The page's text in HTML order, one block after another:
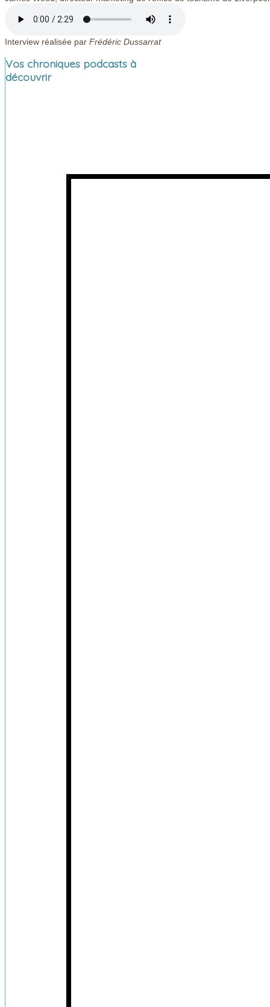
Interview réalisée par Frédéric Dussarrat
Vos chroniques podcasts à
découvrir